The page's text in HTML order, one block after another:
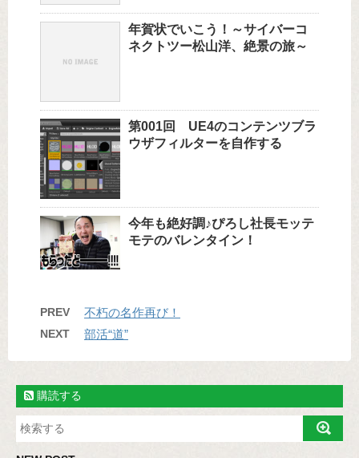
年賀状でいこう！～サイバーコ
ネクトツー松山洋、絶景の旅～
第001回 UE4のコンテンツブラ
ウザフィルターを自作する
今年も絶好調♪ぴろし社長モッテ
モテのバレンタイン！
PREV 不朽の名作再び！
NEXT 部活“道”
購読する